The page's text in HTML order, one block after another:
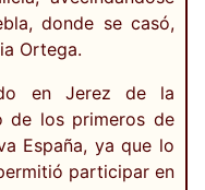
donde se casó,
Ortega.
en Jerez de la
de los primeros de
España, ya que lo
participar en